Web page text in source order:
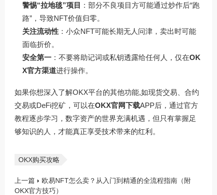
警惕“拉地毯”项目 ：部分不良项目方可能通过炒作后“跑
路”，导致NFT价值归零。
关注流动性 ：小众NFT可能长期无人问津，卖出时可能
面临折价。
安全第一 ：不要将助记词或私钥透露给任何人，仅在OK
X官方渠道进行操作。
如果你想深入了解OKX平台的其他功能,如现货交易、合约
交易或DeFi挖矿，可以在OKX官网下载APP后，通过官方
教程逐步学习，数字资产的世界充满机遇，但只有掌握足
够知识的人，才能真正享受技术带来的红利。
OKX购买攻略
上一篇
欧易NFT怎么卖？从入门到精通的全流程指南（附
OKX官方技巧）